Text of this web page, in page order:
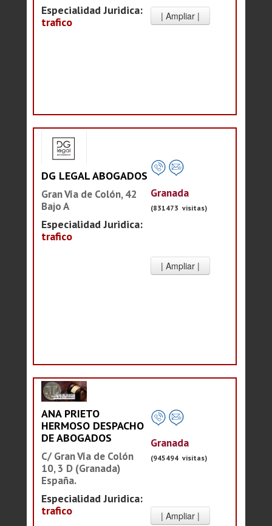
Especialidad Juridica:
trafico
DG LEGAL ABOGADOS
Gran Vía de Colón, 42
Bajo A
Especialidad Juridica:
trafico
Granada
(831473 visitas)
ANA PRIETO
HERMOSO DESPACHO
DE ABOGADOS
C/ Gran Vía de Colón
10, 3 D (Granada)
España.
Especialidad Juridica:
trafico
Granada
(945494 visitas)